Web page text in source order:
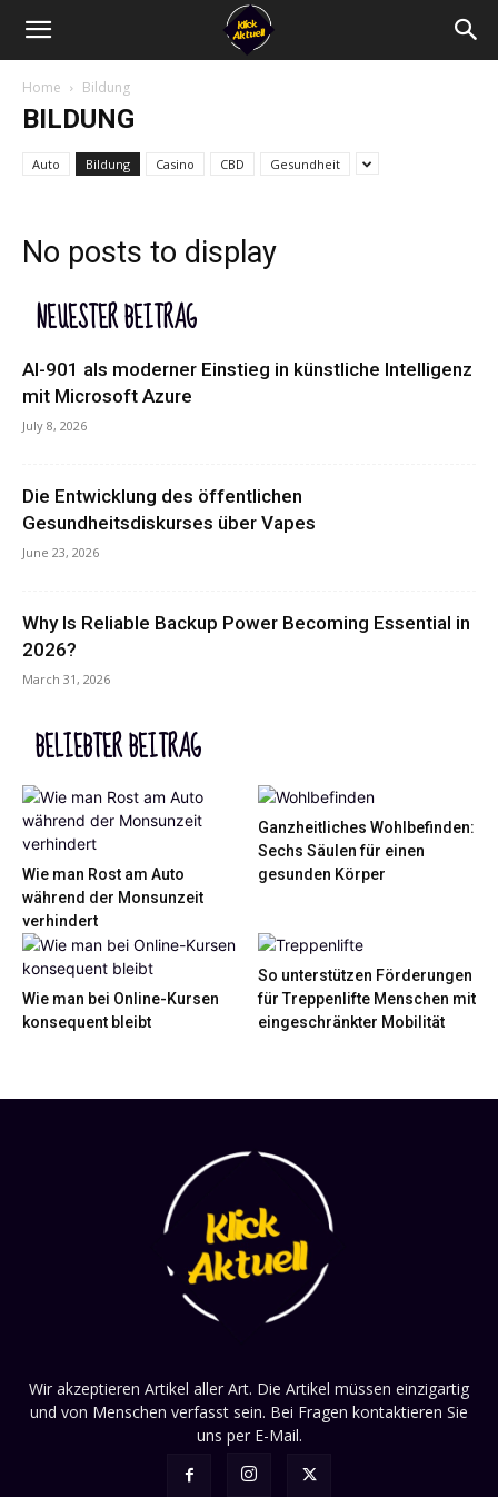
Home Bildung
BILDUNG
Auto Bildung Casino CBD Gesundheit
No posts to display
NEUESTER BEITRAG
AI-901 als moderner Einstieg in künstliche Intelligenz
mit Microsoft Azure
July 8, 2026
Die Entwicklung des öffentlichen
Gesundheitsdiskurses über Vapes
June 23, 2026
Why Is Reliable Backup Power Becoming Essential in
2026?
March 31, 2026
BELIEBTER BEITRAG
Wie man Rost am Auto
während der Monsunzeit
verhindert
Ganzheitliches Wohlbefinden:
Sechs Säulen für einen
gesunden Körper
Wie man bei Online-Kursen
konsequent bleibt
So unterstützen Förderungen
für Treppenlifte Menschen mit
eingeschränkter Mobilität
Wir akzeptieren Artikel aller Art. Die Artikel müssen einzigartig
und von Menschen verfasst sein. Bei Fragen kontaktieren Sie
uns per E-Mail.